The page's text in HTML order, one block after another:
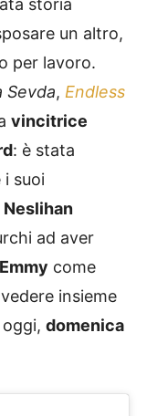
storia
un altro,
per lavoro.
Sevda, Endless
vincitrice
: è stata
i suoi
Neslihan
ad aver
Emmy come
insieme
oggi, domenica